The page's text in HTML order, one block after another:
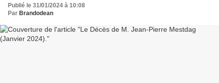
Publié le 31/01/2024 à 10:08
Par Brandodean